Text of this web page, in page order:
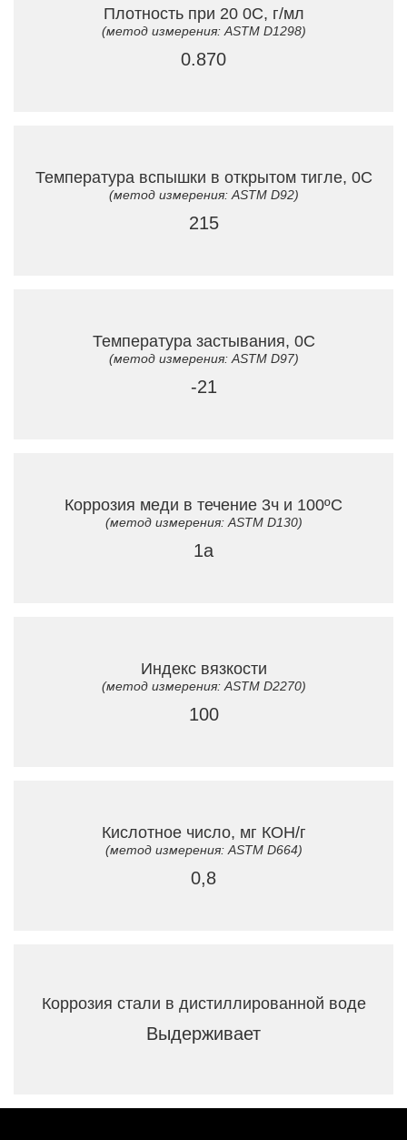
Плотность при 20 0C, г/мл
(метод измерения: ASTM D1298)
0.870
Температура вспышки в открытом тигле, 0C
(метод измерения: ASTM D92)
215
Температура застывания, 0C
(метод измерения: ASTM D97)
-21
Коррозия меди в течение 3ч и 100ºC
(метод измерения: ASTM D130)
1a
Индекс вязкости
(метод измерения: ASTM D2270)
100
Кислотное число, мг КОН/г
(метод измерения: ASTM D664)
0,8
Коррозия стали в дистиллированной воде
Выдерживает